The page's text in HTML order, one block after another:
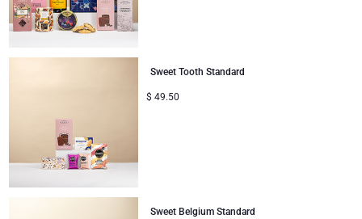
Sweet Tooth Standard
$ 49.50
Sweet Belgium Standard